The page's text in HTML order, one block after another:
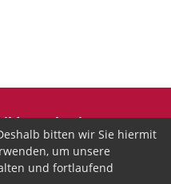
Thüringen
derbitten wir Sie hiermit
um unsere
und fortlaufend